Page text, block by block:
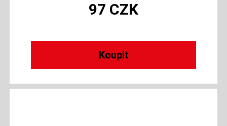
97 CZK